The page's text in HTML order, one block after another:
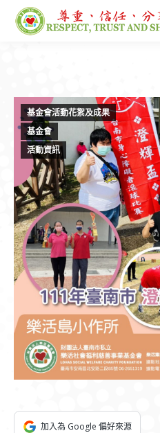
基金會活動花絮及成果
基金會
活動資訊
加入為 Google 偏好來源